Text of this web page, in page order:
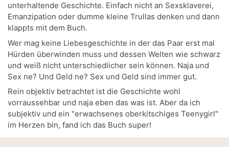
unterhaltende Geschichte. Einfach nicht an Sexsklaverei,
Emanzipation oder dumme kleine Trullas denken und dann
klappts mit dem Buch.
Wer mag keine Liebesgeschichte in der das Paar erst mal
Hürden überwinden muss und dessen Welten wie schwarz
und weiß nicht unterschiedlicher sein können. Naja und
Sex ne? Und Geld ne? Sex und Geld sind immer gut.
Rein objektiv betrachtet ist die Geschichte wohl
vorraussehbar und naja eben das was ist. Aber da ich
subjektiv und ein "erwachsenes oberkitschiges Teenygirl"
im Herzen bin, fand ich das Buch super!